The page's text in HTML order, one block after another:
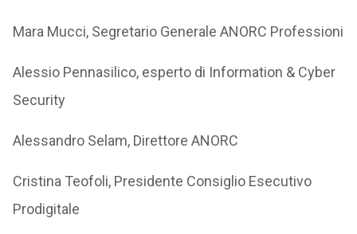
Mara Mucci, Segretario Generale ANORC Professioni
Alessio Pennasilico, esperto di Information & Cyber
Security
Alessandro Selam, Direttore ANORC
Cristina Teofoli, Presidente Consiglio Esecutivo
Prodigitale